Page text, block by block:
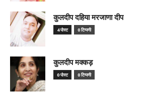
कुलदीप दहिया मरजाणा दीप
4 पोस्ट 0 टिप्पणी
कुलदीप मक्कड़
0 पोस्ट 0 टिप्पणी